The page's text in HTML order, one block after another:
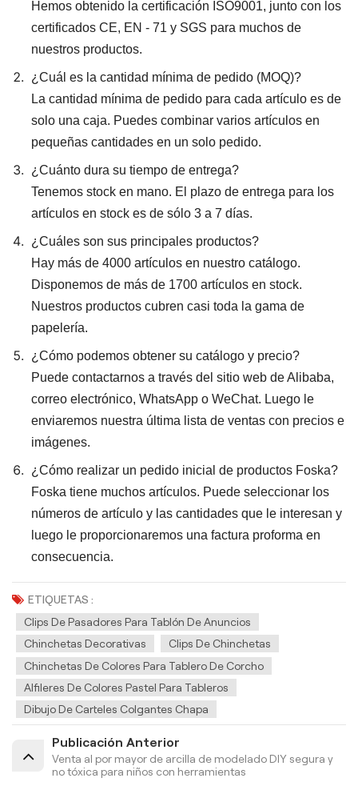
Hemos obtenido la certificación ISO9001, junto con los
certificados CE, EN - 71 y SGS para muchos de
nuestros productos.
¿Cuál es la cantidad mínima de pedido (MOQ)?
La cantidad mínima de pedido para cada artículo es de
solo una caja. Puedes combinar varios artículos en
pequeñas cantidades en un solo pedido.
¿Cuánto dura su tiempo de entrega?
Tenemos stock en mano. El plazo de entrega para los
artículos en stock es de sólo 3 a 7 días.
¿Cuáles son sus principales productos?
Hay más de 4000 artículos en nuestro catálogo.
Disponemos de más de 1700 artículos en stock.
Nuestros productos cubren casi toda la gama de
papelería.
¿Cómo podemos obtener su catálogo y precio?
Puede contactarnos a través del sitio web de Alibaba,
correo electrónico, WhatsApp o WeChat. Luego le
enviaremos nuestra última lista de ventas con precios e
imágenes.
¿Cómo realizar un pedido inicial de productos Foska?
Foska tiene muchos artículos. Puede seleccionar los
números de artículo y las cantidades que le interesan y
luego le proporcionaremos una factura proforma en
consecuencia.
ETIQUETAS :
Clips De Pasadores Para Tablón De Anuncios
Chinchetas Decorativas
Clips De Chinchetas
Chinchetas De Colores Para Tablero De Corcho
Alfileres De Colores Pastel Para Tableros
Dibujo De Carteles Colgantes Chapa
Publicación Anterior
Venta al por mayor de arcilla de modelado DIY segura y
no tóxica para niños con herramientas